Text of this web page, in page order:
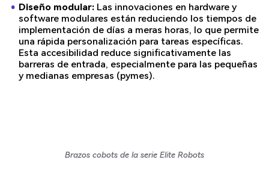
Diseño modular: Las innovaciones en hardware y
software modulares están reduciendo los tiempos de
implementación de días a meras horas, lo que permite
una rápida personalización para tareas específicas.
Esta accesibilidad reduce significativamente las
barreras de entrada, especialmente para las pequeñas
y medianas empresas (pymes).
Brazos cobots de la serie Elite Robots